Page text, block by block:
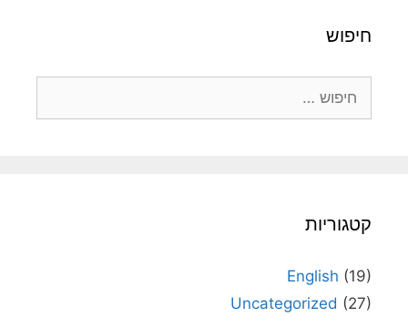
חיפוש
קטגוריות
English (19)
Uncategorized (27)